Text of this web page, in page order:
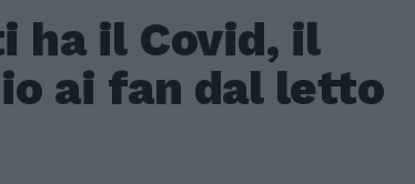
ha il Covid, il
ai fan dal letto